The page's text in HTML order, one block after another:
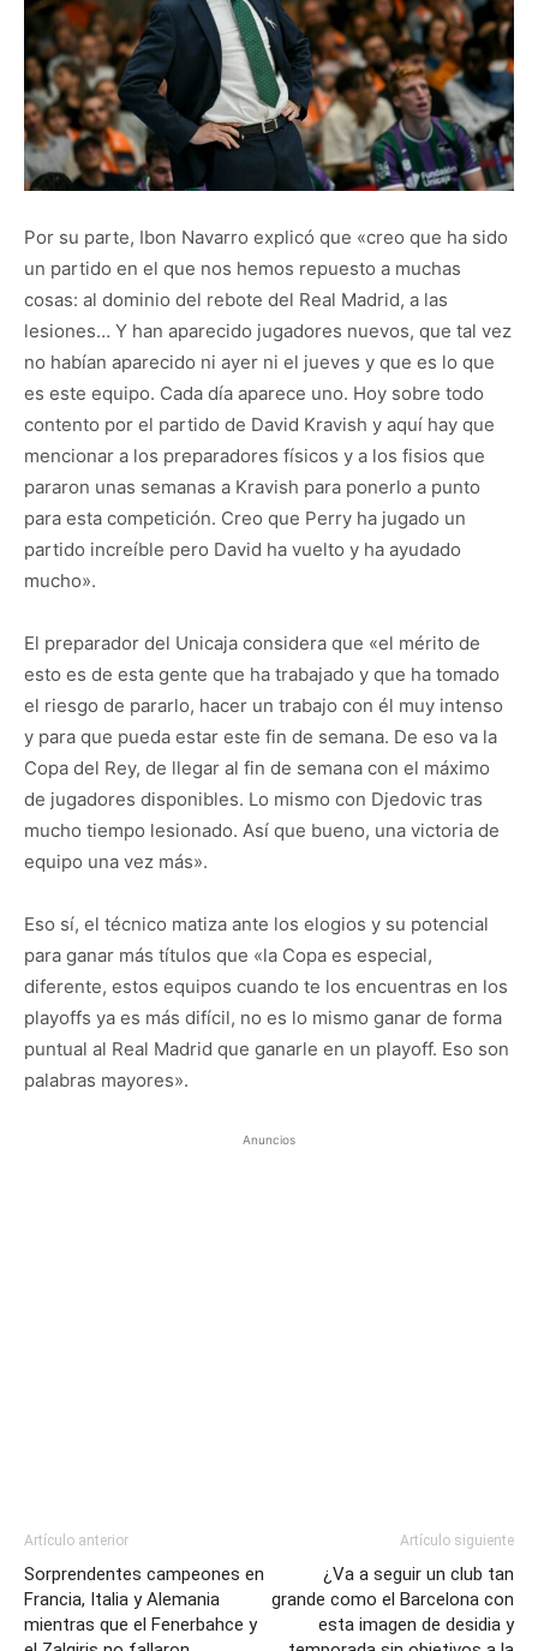
Por su parte, Ibon Navarro explicó que «creo que ha sido
un partido en el que nos hemos repuesto a muchas
cosas: al dominio del rebote del Real Madrid, a las
lesiones… Y han aparecido jugadores nuevos, que tal vez
no habían aparecido ni ayer ni el jueves y que es lo que
es este equipo. Cada día aparece uno. Hoy sobre todo
contento por el partido de David Kravish y aquí hay que
mencionar a los preparadores físicos y a los fisios que
pararon unas semanas a Kravish para ponerlo a punto
para esta competición. Creo que Perry ha jugado un
partido increíble pero David ha vuelto y ha ayudado
mucho».
El preparador del Unicaja considera que «el mérito de
esto es de esta gente que ha trabajado y que ha tomado
el riesgo de pararlo, hacer un trabajo con él muy intenso
y para que pueda estar este fin de semana. De eso va la
Copa del Rey, de llegar al fin de semana con el máximo
de jugadores disponibles. Lo mismo con Djedovic tras
mucho tiempo lesionado. Así que bueno, una victoria de
equipo una vez más».
Eso sí, el técnico matiza ante los elogios y su potencial
para ganar más títulos que «la Copa es especial,
diferente, estos equipos cuando te los encuentras en los
playoffs ya es más difícil, no es lo mismo ganar de forma
puntual al Real Madrid que ganarle en un playoff. Eso son
palabras mayores».
Anuncios
Artículo anterior
Sorprendentes campeones en
Francia, Italia y Alemania
mientras que el Fenerbahce y
Artículo siguiente
¿Va a seguir un club tan
grande como el Barcelona con
esta imagen de desidia y